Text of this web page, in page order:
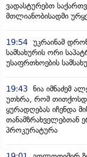
ვადასტურებთ
მთლიანობისადმი
19:54 უკრაინამ
სამსახურის ორი
უსაფრთხოების
19:43 ნია იმნაძემ
უთხრა, რომ
ყურადღებას იჩენდა
თანამზრახველებთან
პროკურატურა